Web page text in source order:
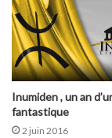
Inumiden , un an
fantastique
2 juin 2016